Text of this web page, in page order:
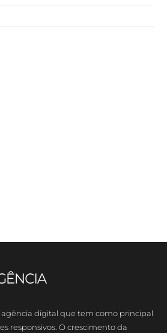
digital que tem como principal
responsivos. O crescimento da